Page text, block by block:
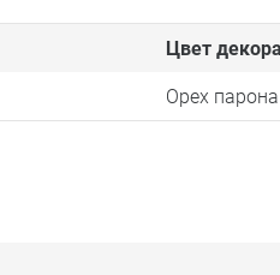
Цвет декора
Орех